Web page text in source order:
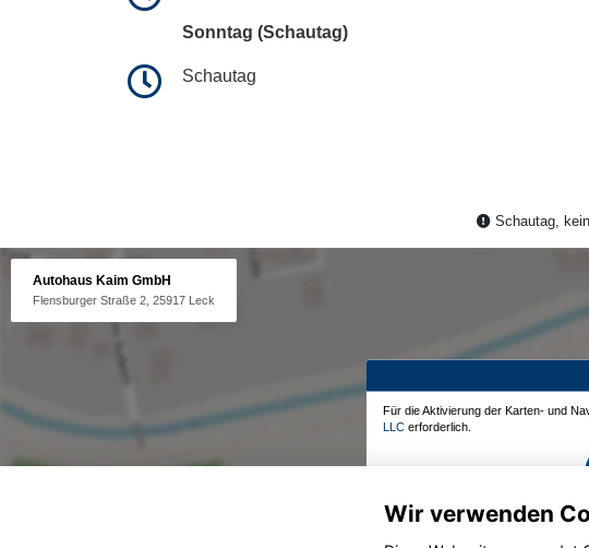
Sonntag (Schautag)
Schautag
Schautag,
Autohaus Kaim GmbH
Flensburger Straße 2, 25917 Leck
Für die Aktivierung der Karten- und
LLC erforderlich.
Wir verwenden